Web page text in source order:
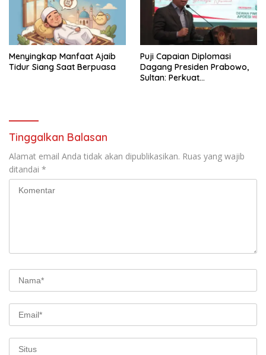
Menyingkap Manfaat Ajaib
Tidur Siang Saat Berpuasa
Puji Capaian Diplomasi
Dagang Presiden Prabowo,
Sultan: Perkuat
Tinggalkan Balasan
Alamat email Anda tidak akan dipublikasikan. Ruas yang wajib
ditandai *